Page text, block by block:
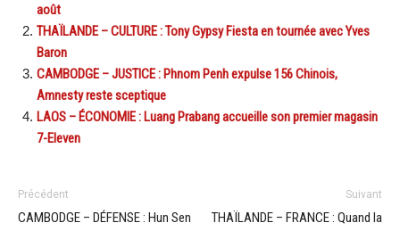
août
THAÏLANDE – CULTURE : Tony Gypsy Fiesta en tournée avec Yves
Baron
CAMBODGE – JUSTICE : Phnom Penh expulse 156 Chinois,
Amnesty reste sceptique
LAOS – ÉCONOMIE : Luang Prabang accueille son premier magasin
7-Eleven
Précédent
CAMBODGE – DÉFENSE : Hun Sen
Suivant
THAÏLANDE – FRANCE : Quand la